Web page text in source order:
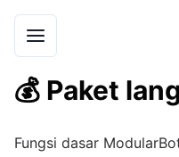
💰 Paket
Fungsi dasar